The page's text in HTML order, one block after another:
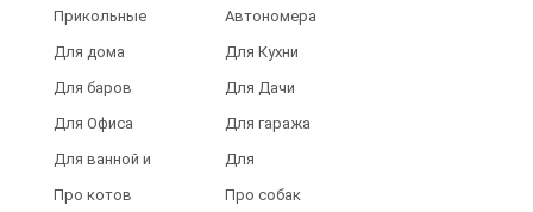
Прикольные
Автономера
Для дома
Для Кухни
Для баров
Для Дачи
Для Офиса
Для гаража
Для ванной и
Для
Про котов
Про собак